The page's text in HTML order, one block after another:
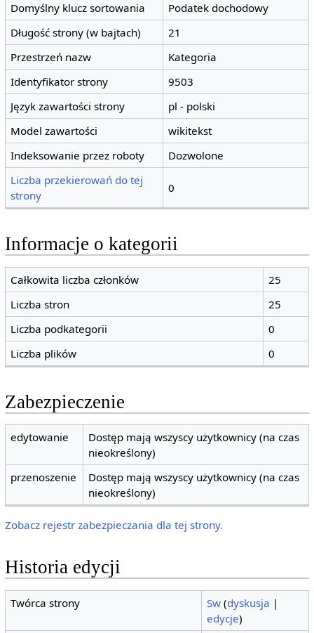
Domyślny klucz sortowania
Podatek dochodowy
Długość strony (w bajtach)
21
Przestrzeń nazw
Kategoria
Identyfikator strony
9503
Język zawartości strony
pl - polski
Model zawartości
wikitekst
Indeksowanie przez roboty
Dozwolone
Liczba przekierowań do tej
strony
0
Informacje o kategorii
Całkowita liczba członków
25
Liczba stron
25
Liczba podkategorii
0
Liczba plików
0
Zabezpieczenie
edytowanie
Dostęp mają wszyscy użytkownicy (na czas
nieokreślony)
przenoszenie
Dostęp mają wszyscy użytkownicy (na czas
nieokreślony)
Zobacz rejestr zabezpieczania dla tej strony.
Historia edycji
Twórca strony Sw (dyskusja |
edycje)